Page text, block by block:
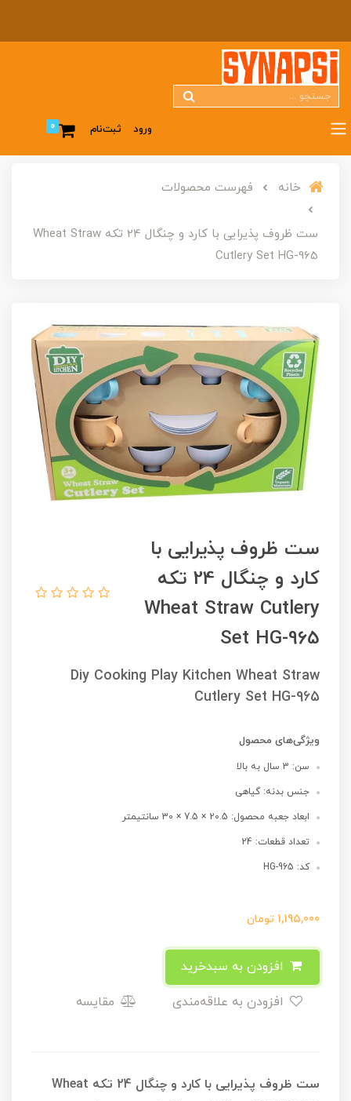
ورود ثبت‌نام 0
خانه فهرست محصولات
ست ظروف پذیرایی با کارد و چنگال 24 تکه Wheat Straw
Cutlery Set HG-965
ست ظروف پذیرایی با
کارد و چنگال 24 تکه
Wheat Straw Cutlery
Set HG-965
Diy Cooking Play Kitchen Wheat Straw
Cutlery Set HG-965
ویژگی‌های محصول
سن: 3 سال به بالا
جنس بدنه: گیاهی
ابعاد جعبه محصول: 20.5 × 7.5 × 30 سانتیمتر
تعداد قطعات: 24
کد: HG-965
1,195,000 تومان
مقایسه
ست ظروف پذیرایی با کارد و چنگال 24 تکه Wheat